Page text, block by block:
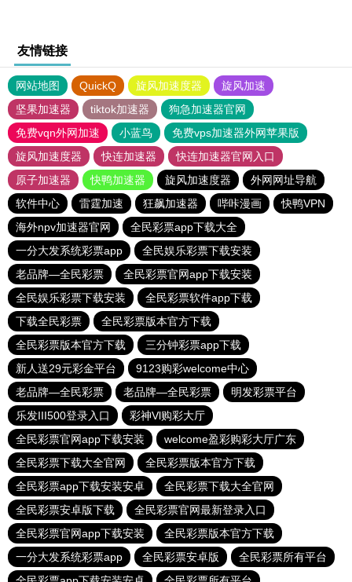
友情链接
网站地图 QuickQ 旋风加速度器
旋风加速
坚果加速器
tiktok加速器
狗急加速器官网
免费vqn外网加速
小蓝鸟
免费vps加速器外网苹果版
旋风加速度器
快连加速器
快连加速器官网入口
原子加速器
快鸭加速器 旋风加速度器
外网网址导航
软件中心
雷霆加速 狂飙加速器 哔咔漫画
快鸭VPN
海外npv加速器官网
全民彩票app下载大全
一分大发系统彩票app
全民娱乐彩票下载安装
老品牌—全民彩票
全民彩票官网app下载安装
全民娱乐彩票下载安装
全民彩票软件app下载
下载全民彩票
全民彩票版本官方下载
全民彩票版本官方下载
三分钟彩票app下载
新人送29元彩金平台
9123购彩welcome中心
老品牌—全民彩票
老品牌—全民彩票
明发彩票平台
乐发III500登录入口
彩神Vl购彩大厅
全民彩票官网app下载安装
welcome盈彩购彩大厅广东
全民彩票下载大全官网
全民彩票版本官方下载
全民彩票app下载安装安卓
全民彩票下载大全官网
全民彩票安卓版下载
全民彩票官网最新登录入口
全民彩票官网app下载安装
全民彩票版本官方下载
一分大发系统彩票app
全民彩票安卓版
全民彩票所有平台